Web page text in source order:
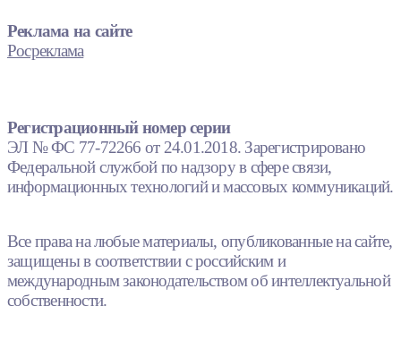
Реклама на сайте
Росреклама
Регистрационный номер серии
ЭЛ № ФС 77-72266 от 24.01.2018. Зарегистрировано
Федеральной службой по надзору в сфере связи,
информационных технологий и массовых коммуникаций.
Все права на любые материалы, опубликованные на сайте,
защищены в соответствии с российским и
международным законодательством об интеллектуальной
собственности.